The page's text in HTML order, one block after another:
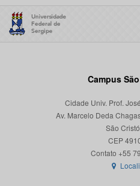
Campus
Cidade Univ. Prof.
Av. Marcelo Deda
São
CEP